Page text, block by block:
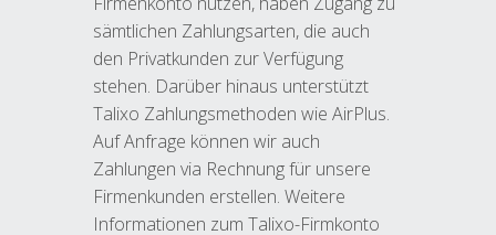
sämtlichen Zahlungsarten, die auch
den Privatkunden zur Verfügung
stehen. Darüber hinaus unterstützt
Talixo Zahlungsmethoden wie AirPlus.
Auf Anfrage können wir auch
Zahlungen via Rechnung für unsere
Firmenkunden erstellen. Weitere
Informationen zum Talixo-Firmkonto